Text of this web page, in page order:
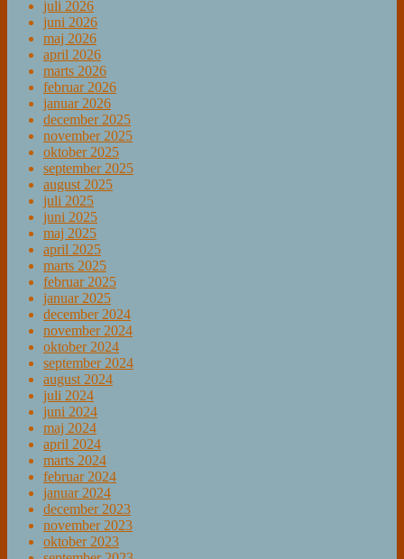
juli 2026
juni 2026
maj 2026
april 2026
marts 2026
februar 2026
januar 2026
december 2025
november 2025
oktober 2025
september 2025
august 2025
juli 2025
juni 2025
maj 2025
april 2025
marts 2025
februar 2025
januar 2025
december 2024
november 2024
oktober 2024
september 2024
august 2024
juli 2024
juni 2024
maj 2024
april 2024
marts 2024
februar 2024
januar 2024
december 2023
november 2023
oktober 2023